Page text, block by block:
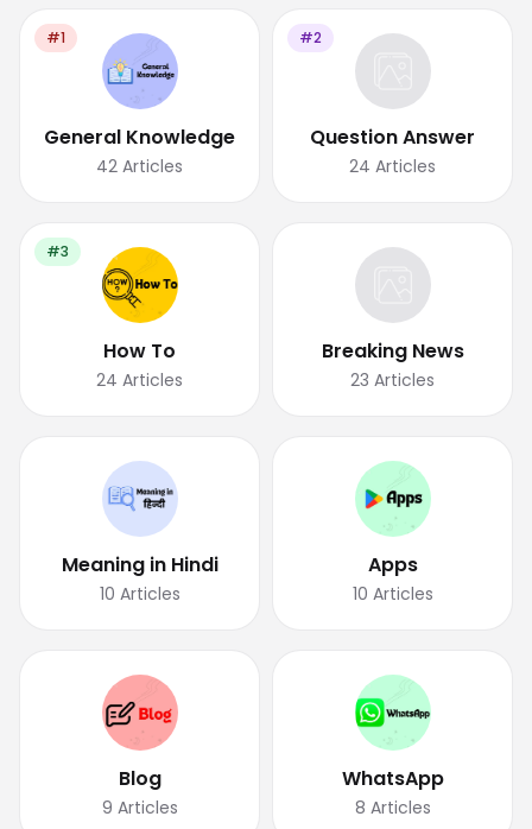
#1
General Knowledge
42 Articles
#2
Question Answer
24 Articles
#3
How To
24 Articles
Breaking News
23 Articles
Meaning in Hindi
10 Articles
Apps
10 Articles
Blog
9 Articles
WhatsApp
8 Articles